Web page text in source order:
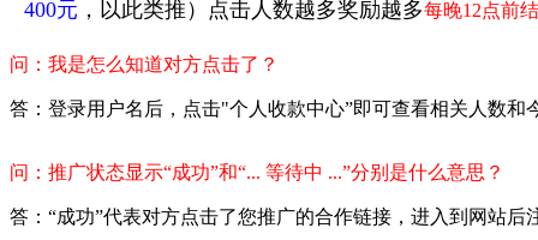
400元 ，以此类推）点击人数越多奖励越多每晚12点前
问：我是怎么知道对方点击了？
答：登录用户名后，点击"个人收款中心”即可查看相关人数和
问：推广状态显示“成功”和“... 等待中 ...”分别是什么意思？
答：“成功”代表对方点击了您推广的合作链接，进入到网站